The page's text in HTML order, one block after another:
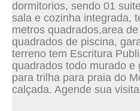
dormitorios, sendo 01
sala e cozinha integrada,
metros quadrados,area
quadrados de piscina,
terreno tem Escritura
quadrados todo murado e
para trilha para praia do
calçada. Agende sua